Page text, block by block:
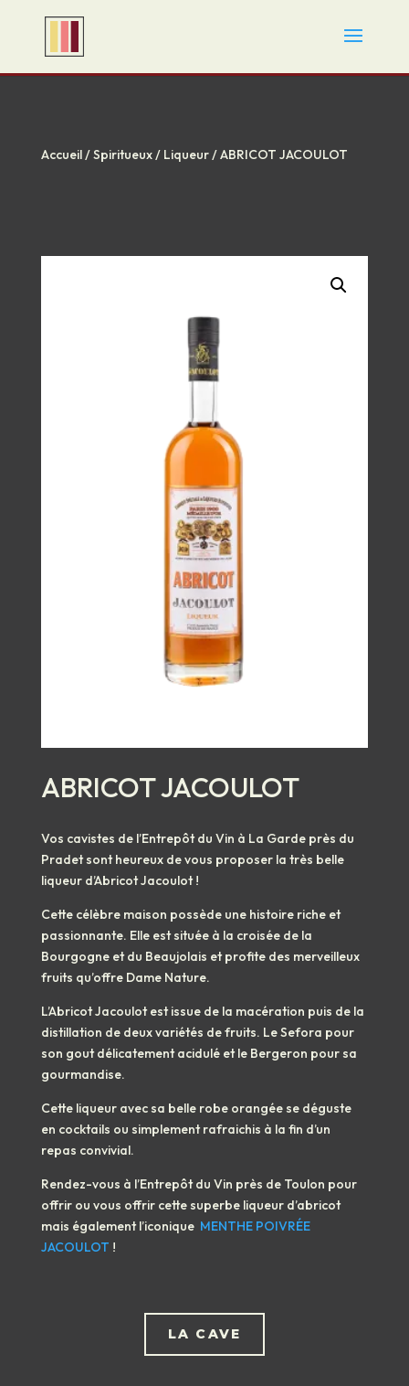
Accueil/Spiritueux/ Liqueur/ ABRICOT JACOULOT
ABRICOT JACOULOT
Vos cavistes de l’Entrepôt du Vin à La Garde près du
Pradet sont heureux de vous proposer la très belle
liqueur d’Abricot Jacoulot !
Cette célèbre maison possède une histoire riche et
passionnante. Elle est située à la croisée de la
Bourgogne et du Beaujolais et profite des merveilleux
fruits qu’offre Dame Nature.
L’Abricot Jacoulot est issue de la macération puis de la
distillation de deux variétés de fruits. Le Sefora pour
son gout délicatement acidulé et le Bergeron pour sa
gourmandise.
Cette liqueur avec sa belle robe orangée se déguste
en cocktails ou simplement rafraichis à la fin d’un
repas convivial.
Rendez-vous à l’Entrepôt du Vin près de Toulon pour
offrir ou vous offrir cette superbe liqueur d’abricot
mais également l’iconique MENTHE POIVRÉE
JACOULOT !
LA CAVE